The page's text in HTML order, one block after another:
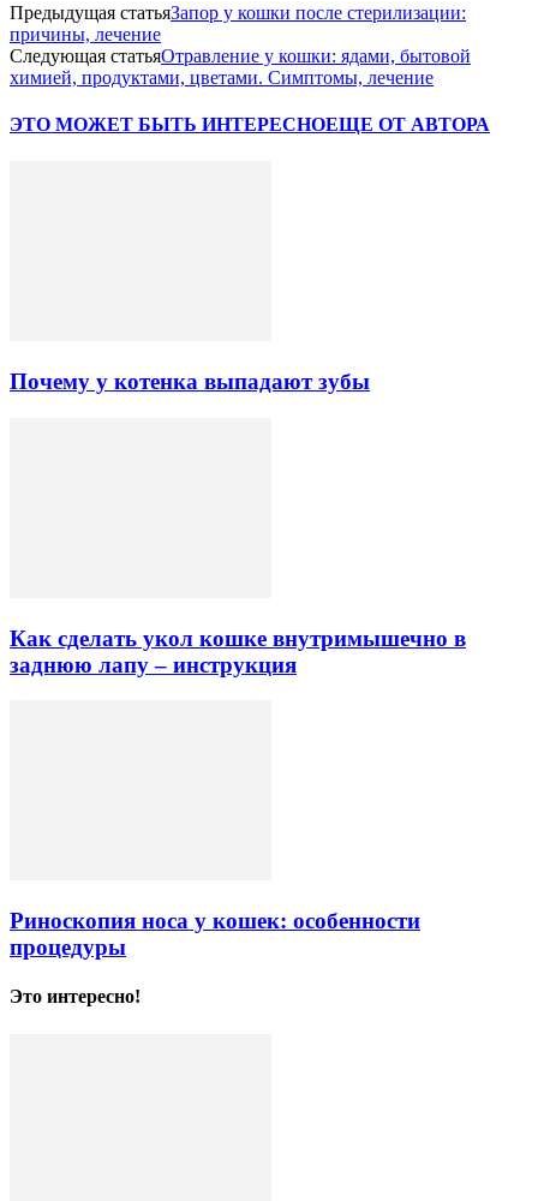
Предыдущая статьяЗапор у кошки после стерилизации:
причины, лечение
Следующая статьяОтравление у кошки: ядами, бытовой
химией, продуктами, цветами. Симптомы, лечение
ЭТО МОЖЕТ БЫТЬ ИНТЕРЕСНОЕЩЕ ОТ АВТОРА
Почему у котенка выпадают зубы
Как сделать укол кошке внутримышечно в
заднюю лапу – инструкция
Риноскопия носа у кошек: особенности
процедуры
Это интересно!